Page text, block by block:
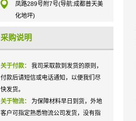
凤路289号附7号(导航:成都普天美
化地坪)
采购说明
关于付款：
我司采取款到发货的原则，
付款后请短信或电话通知，以便我们尽
快发货。
关于物流：
为保障材料早日到货，外地
客户可指定熟悉物流公司发货，没有指